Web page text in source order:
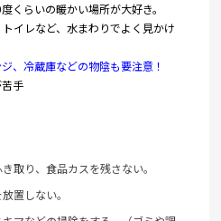
くらいの暖かい場所が大好き。
イレなど、水まわりでよく見かけ
、冷蔵庫などの物陰も要注意！
手
取り、食品カスを残さない。
置しない。